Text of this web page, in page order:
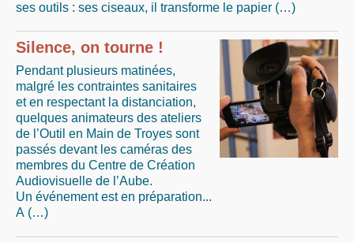
ses outils : ses ciseaux, il transforme le papier (…)
Silence, on tourne !
Pendant plusieurs matinées,
malgré les contraintes sanitaires
et en respectant la distanciation,
quelques animateurs des ateliers
de l’Outil en Main de Troyes sont
passés devant les caméras des
membres du Centre de Création
Audiovisuelle de l’Aube.
Un événement est en préparation...
A (…)